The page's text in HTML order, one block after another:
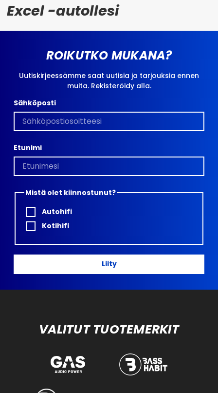
Excel -autollesi
ROIKUTKO MUKANA?
Uutiskirjeessämme saat uutisia ja tarjouksia ennen
muita. Rekisteröidy alla.
Sähköposti
Etunimi
Mistä olet kiinnostunut?
Autohifi
Kotihifi
Liity
VALITUT TUOTEMERKIT